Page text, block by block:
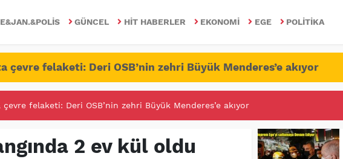
GÜNCEL HIT HABERLER EKONOMI EGE POLITIKA
çevre felaketi: Deri OSB’nin zehri Büyük Menderes’e akıyor
FETÖ/PDY İLE YALANDAN MÜCADELE!
2 ev kül oldu